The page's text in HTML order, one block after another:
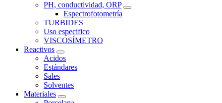
PH, conductividad, ORP
Espectrofotometría
TURBIDES
Uso especifico
VISCOSÍMETRO
Reactivos
Acidos
Estándares
Sales
Solventes
Materiales